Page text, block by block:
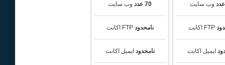
وب سایت
FTP اکانت
ایمیل اکانت
70 عدد وب سایت
نامحدود FTP اکانت
نامحدود ایمیل اکانت